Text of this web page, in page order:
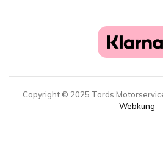
Copyright © 2025 Tords
Webkung